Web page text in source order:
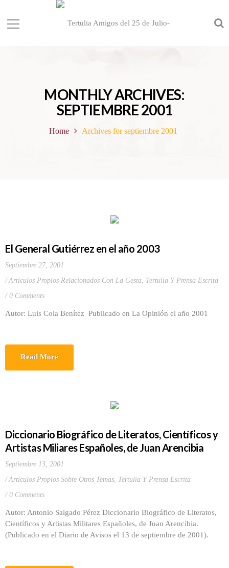
MONTHLY ARCHIVES:
SEPTIEMBRE 2001
Home Archives for septiembre 2001
El General Gutiérrez en el año 2003
Septiembre 27, 2001
Artículos Propios Relacionados Con La Gesta, Tertulia Y Prensa Escrita
0 Comments
Autor: Luis Cola Benítez Publicado en La Opinión el año 2001
Read More
Diccionario Biográfico de Literatos, Científicos y
Artistas Miliares Españoles, de Juan Arencibia
Septiembre 13, 2001
Artículos Propios Sobre Otros Temas, Tertulia Y Prensa Escrita
0 Comments
Autor: Antonio Salgado Pérez Diccionario Biográfico de Literatos,
Científicos y Artistas Militares Españoles, de Juan Arencibia.
(Publicado en el Diario de Avisos el 13 de septiembre de 2001).